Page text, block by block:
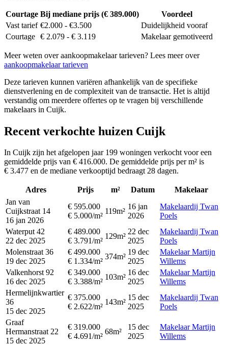
Courtage Bij mediane prijs (€ 389.000)
Voordeel
Vast tarief €2.000 - €3.500
Duidelijkheid vooraf
Courtage € 2.079 - € 3.119 Makelaar gemotiveerd
Meer weten over aankoopmakelaar tarieven? Lees meer over
aankoopmakelaar tarieven
Deze tarieven kunnen variëren afhankelijk van de specifieke
dienstverlening en de complexiteit van de transactie. Het is altijd
verstandig om meerdere offertes op te vragen bij verschillende
makelaars in Cuijk.
Recent verkochte huizen Cuijk
In Cuijk zijn het afgelopen jaar 199 woningen verkocht voor een
gemiddelde prijs van € 416.000. De gemiddelde prijs per m² is
€ 3.477 en de mediane verkooptijd bedraagt 28 dagen.
Adres Prijs m² Datum
Makelaar
Jan van
Cuijkstraat 14
16 jan 2026
€ 595.000
€ 5.000/m²
119m²
16 jan
2026
Makelaardij Twan
Poels
Waterput 42
22 dec 2025
€ 489.000
€ 3.791/m²
129m²
22 dec
2025
Makelaardij Twan
Poels
Molenstraat 36
19 dec 2025
€ 499.000
€ 1.334/m²
374m²
19 dec
2025
Makelaar Martijn
Willems
Valkenhorst 92
16 dec 2025
€ 349.000
€ 3.388/m²
103m²
16 dec
2025
Makelaar Martijn
Willems
Hermelijnkwartier
36
15 dec 2025
€ 375.000
€ 2.622/m²
143m²
15 dec
2025
Makelaardij Twan
Poels
Graaf
Hermanstraat 22
15 dec 2025
€ 319.000
€ 4.691/m²
68m²
15 dec
2025
Makelaar Martijn
Willems